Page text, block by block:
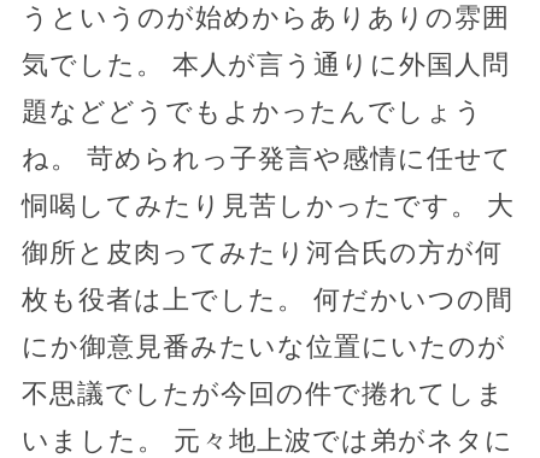
うというのが始めからありありの雰囲
気でした。 本人が言う通りに外国人問
題などどうでもよかったんでしょう
ね。 苛められっ子発言や感情に任せて
恫喝してみたり見苦しかったです。 大
御所と皮肉ってみたり河合氏の方が何
枚も役者は上でした。 何だかいつの間
にか御意見番みたいな位置にいたのが
不思議でしたが今回の件で捲れてしま
いました。 元々地上波では弟がネタに